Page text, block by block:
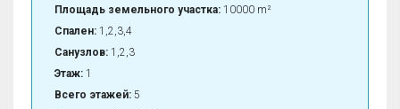
Площадь земельного участка: 10000 m²
Спален: 1,2,3,4
Санузлов: 1,2,3
Этаж: 1
Всего этажей: 5